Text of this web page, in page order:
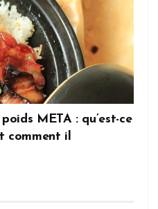
META : qu’est-ce
comment il